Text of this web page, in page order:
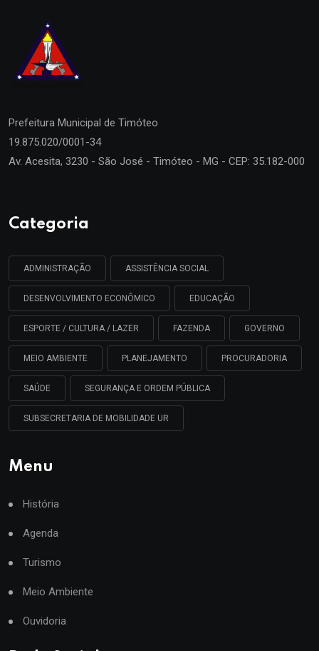
Prefeitura Municipal de Timóteo
19.875.020/0001-34
Av. Acesita, 3230 - São José - Timóteo - MG - CEP: 35.182-000
Categoria
ADMINISTRAÇÃO ASSISTÊNCIA SOCIAL
DESENVOLVIMENTO ECONÔMICO EDUCAÇÃO
ESPORTE / CULTURA / LAZER FAZENDA GOVERNO
MEIO AMBIENTE PLANEJAMENTO PROCURADORIA
SAÚDE SEGURANÇA E ORDEM PÚBLICA
SUBSECRETARIA DE MOBILIDADE UR
Menu
História
Agenda
Turismo
Meio Ambiente
Ouvidoria